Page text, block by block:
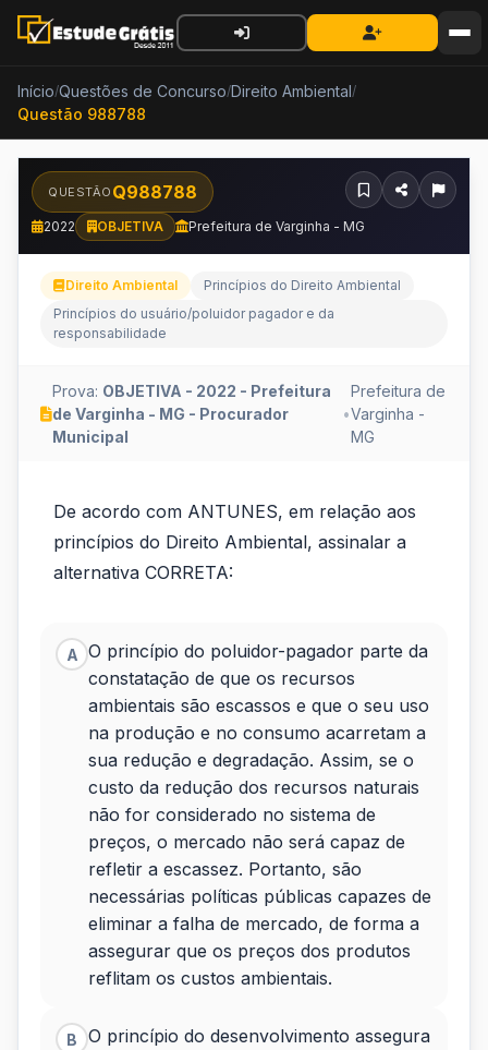
Início/Questões de Concurso/Direito Ambiental/
Questão 988788
QUESTÃO Q988788
2022 OBJETIVA Prefeitura de Varginha - MG
Direito Ambiental
Princípios do Direito Ambiental
Princípios do usuário/poluidor pagador e da
responsabilidade
Prova: OBJETIVA - 2022 - Prefeitura
de Varginha - MG - Procurador
Municipal
•
Prefeitura de
Varginha -
MG
De
acordo
com
em
relação
aos
princípios
Dire
De acordo com ANTUNES, em relação aos
princípios do Direito Ambiental, assinalar a
alternativa CORRETA:
A O princípio do poluidor-pagador parte da
constatação de que os recursos
ambientais são escassos e que o seu uso
na produção e no consumo acarretam a
sua redução e degradação. Assim, se o
custo da redução dos recursos naturais
não for considerado no sistema de
preços, o mercado não será capaz de
refletir a escassez. Portanto, são
necessárias políticas públicas capazes de
eliminar a falha de mercado, de forma a
assegurar que os preços dos produtos
reflitam os custos ambientais.
B
O princípio do desenvolvimento assegura